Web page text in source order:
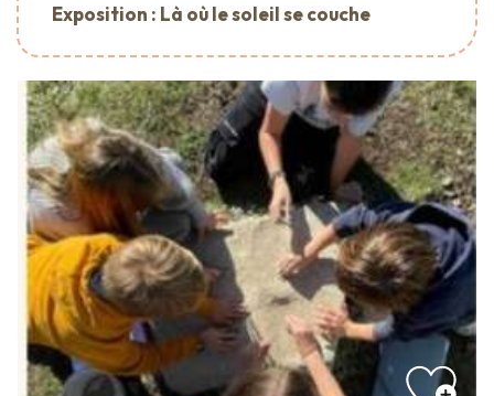
Exposition : Là où le soleil se couche